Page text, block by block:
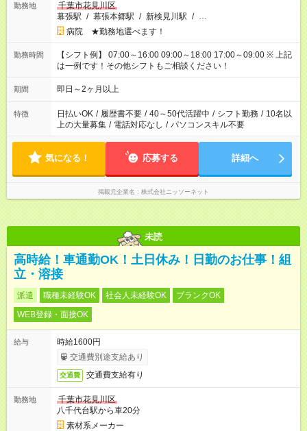
勤務地
千葉市花見川区
幕張駅 / 幕張本郷駅 / 新検見川駅 / …
病院 ★勤務地選べます！
勤務時間
【シフト例】 07:00～16:00 09:00～18:00 17:00～09:00 ※ 上記
は一例です！その他シフトもご相談ください！
期間 即日～2ヶ月以上
特徴 日払いOK / 履歴書不要 / 40～50代活躍中 / シフト勤務 / 10名以
上の大量募集 / 電話対応なし / パソコンスキル不要
気になる！ 応募する 詳細へ
掲載元企業名 株式会社ニッソーネット
未読
高時給！車通勤OK！土日休み！日勤のお仕事！組
立・溶接
派遣 職種未経験OK 社会人未経験OK
ブランクOK
WEB登録・面接OK
給与
時給1600円
交通費別途支給あり
交通費 交通費支給有り
勤務地
千葉市花見川区
八千代台駅から車20分
素材系メーカー